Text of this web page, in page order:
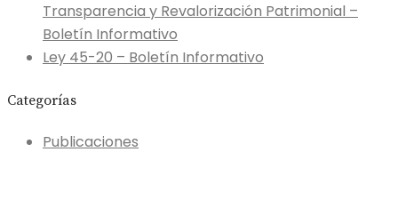
Transparencia y Revalorización Patrimonial –
Boletín Informativo
Ley 45-20 – Boletín Informativo
Categorías
Publicaciones